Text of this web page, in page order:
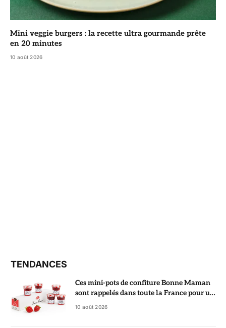
Mini veggie burgers : la recette ultra gourmande prête
en 20 minutes
10 août 2026
TENDANCES
Ces mini-pots de confiture Bonne Maman
sont rappelés dans toute la France pour un
risque de bris de verre
10 août 2026